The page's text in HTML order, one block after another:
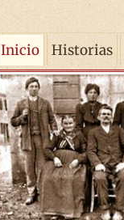
Inicio Historias